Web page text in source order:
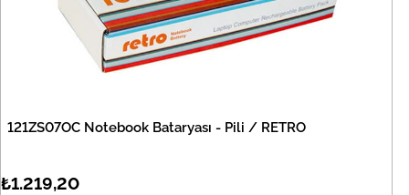
121ZS07OC Notebook Bataryası - Pili / RETRO
₺1.219,20